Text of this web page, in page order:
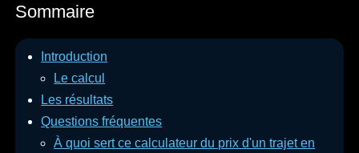
Sommaire
Introduction
Le calcul
Les résultats
Questions fréquentes
À quoi sert ce calculateur du prix d'un trajet en